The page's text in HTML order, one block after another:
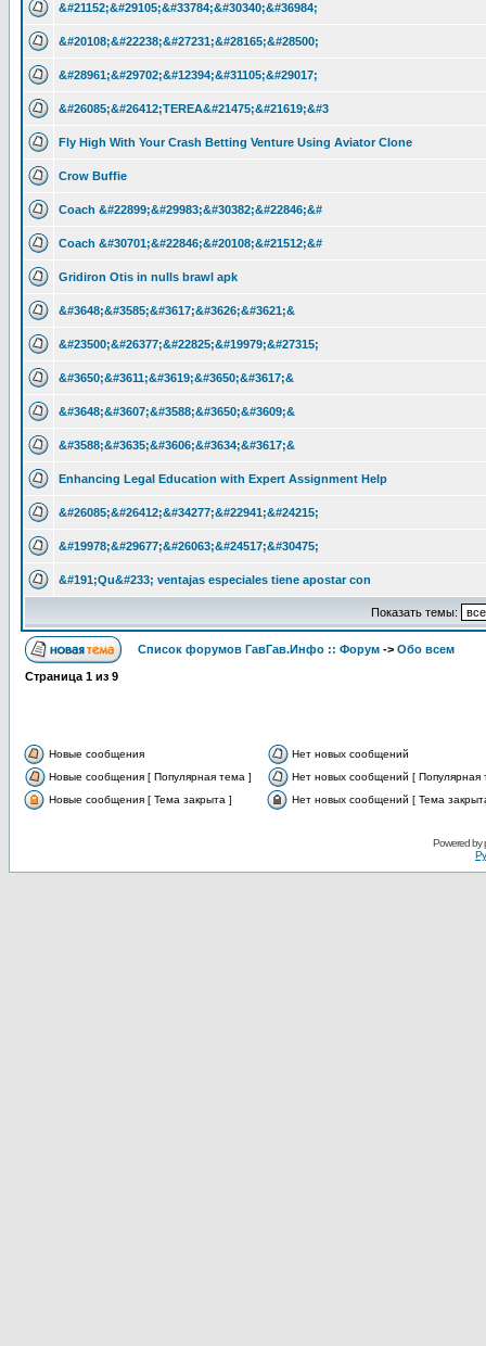
&#21152;&#29105;&#33784;&#30340;&#36984;
&#20108;&#22238;&#27231;&#28165;&#28500;
&#28961;&#29702;&#12394;&#31105;&#29017;
&#26085;&#26412;TEREA&#21475;&#21619;&#3
Fly High With Your Crash Betting Venture Using Aviator Clone
Crow Buffie
Coach &#22899;&#29983;&#30382;&#22846;&#
Coach &#30701;&#22846;&#20108;&#21512;&#
Gridiron Otis in nulls brawl apk
&#3648;&#3585;&#3617;&#3626;&#3621;&
&#23500;&#26377;&#22825;&#19979;&#27315;
&#3650;&#3611;&#3619;&#3650;&#3617;&
&#3648;&#3607;&#3588;&#3650;&#3609;&
&#3588;&#3635;&#3606;&#3634;&#3617;&
Enhancing Legal Education with Expert Assignment Help
&#26085;&#26412;&#34277;&#22941;&#24215;
&#19978;&#29677;&#26063;&#24517;&#30475;
&#191;Qu&#233; ventajas especiales tiene apostar con
Показать темы:
Список форумов ГавГав.Инфо :: Форум -> Обо всем
Страница 1 из 9
Новые сообщения
Нет новых сообщений
Новые сообщения [ Популярная тема ]
Нет новых сообщений [ Популярная
Новые сообщения [ Тема закрыта ]
Нет новых сообщений [ Тема
Powered by